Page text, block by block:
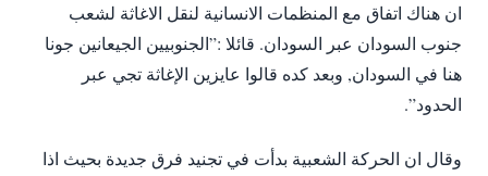
ان هناك اتفاق مع المنظمات الانسانية لنقل الاغاثة لشعب
جنوب السودان عبر السودان. قائلا :”الجنوبيين الجيعانين جونا
هنا في السودان, وبعد كده قالوا عايزين الإغاثة تجي عبر
الحدود”.
وقال ان الحركة الشعبية بدأت في تجنيد فرق جديدة بحيث اذا